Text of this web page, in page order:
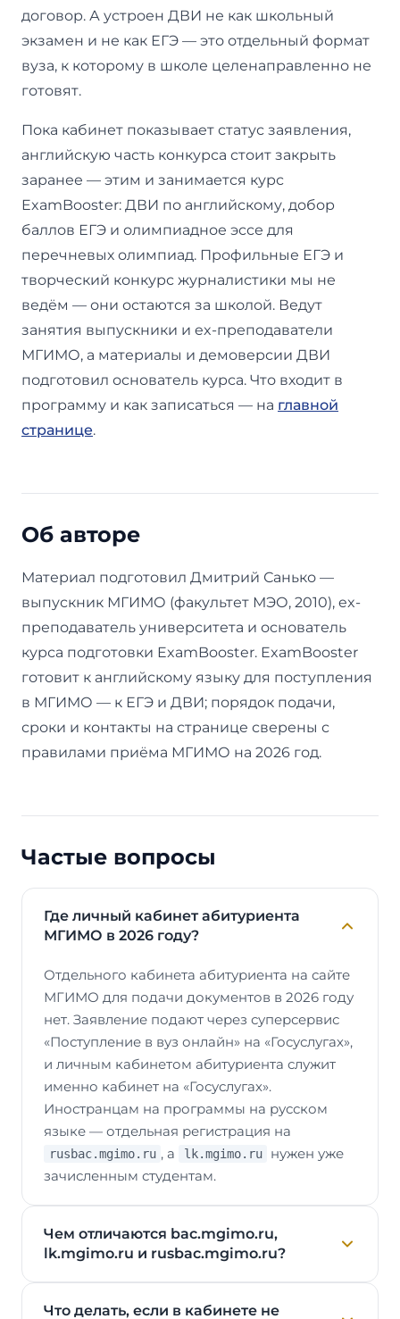
договор. А устроен ДВИ не как школьный
экзамен и не как ЕГЭ — это отдельный формат
вуза, к которому в школе целенаправленно не
готовят.
Пока кабинет показывает статус заявления,
английскую часть конкурса стоит закрыть
заранее — этим и занимается курс
ExamBooster: ДВИ по английскому, добор
баллов ЕГЭ и олимпиадное эссе для
перечневых олимпиад. Профильные ЕГЭ и
творческий конкурс журналистики мы не
ведём — они остаются за школой. Ведут
занятия выпускники и ex-преподаватели
МГИМО, а материалы и демоверсии ДВИ
подготовил основатель курса. Что входит в
программу и как записаться — на главной
странице.
Об авторе
Материал подготовил Дмитрий Санько —
выпускник МГИМО (факультет МЭО, 2010), ex-
преподаватель университета и основатель
курса подготовки ExamBooster. ExamBooster
готовит к английскому языку для поступления
в МГИМО — к ЕГЭ и ДВИ; порядок подачи,
сроки и контакты на странице сверены с
правилами приёма МГИМО на 2026 год.
Частые вопросы
Где личный кабинет абитуриента
МГИМО в 2026 году?
Отдельного кабинета абитуриента на сайте
МГИМО для подачи документов в 2026 году
нет. Заявление подают через суперсервис
«Поступление в вуз онлайн» на «Госуслугах»,
и личным кабинетом абитуриента служит
именно кабинет на «Госуслугах».
Иностранцам на программы на русском
языке — отдельная регистрация на
rusbac.mgimo.ru , а lk.mgimo.ru
нужен уже
зачисленным студентам.
Чем отличаются bac.mgimo.ru,
lk.mgimo.ru и rusbac.mgimo.ru?
Что делать, если в кабинете не